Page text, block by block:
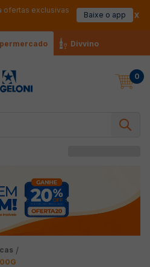
ofertas exclusivas
Baixe o app
Divvino
0